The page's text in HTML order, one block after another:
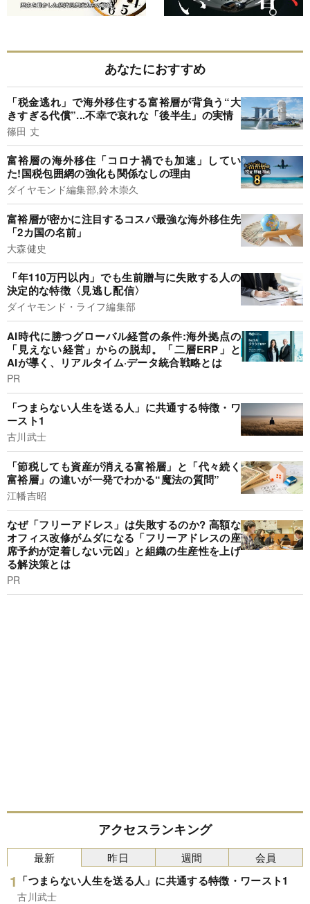
あなたにおすすめ
「税金逃れ」で海外移住する富裕層が背負う“大
きすぎる代償”...不幸で哀れな「後半生」の実情
篠田 丈
富裕層の海外移住「コロナ禍でも加速」してい
た!国税包囲網の強化も関係なしの理由
ダイヤモンド編集部,鈴木崇久
富裕層が密かに注目するコスパ最強な海外移住先
「2カ国の名前」
大森健史
「年110万円以内」でも生前贈与に失敗する人の
決定的な特徴〈見逃し配信〉
ダイヤモンド・ライフ編集部
AI時代に勝つグローバル経営の条件:海外拠点の
「見えない経営」からの脱却。「二層ERP」と
AIが導く、リアルタイム·データ統合戦略とは
PR
「つまらない人生を送る人」に共通する特徴・ワ
ースト1
古川武士
「節税しても資産が消える富裕層」と「代々続く
富裕層」の違いが一発でわかる“魔法の質問”
江幡吉昭
なぜ「フリーアドレス」は失敗するのか? 高額な
オフィス改修がムダになる「フリーアドレスの座
席予約が定着しない元凶」と組織の生産性を上げ
る解決策とは
PR
アクセスランキング
最新
「つまらない人生を送る人」に共通する特徴・ワースト1
古川武士
昨日 週間 会員